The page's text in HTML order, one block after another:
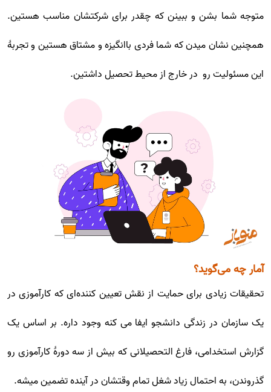
متوجه شما بشن و ببینن که چقدر برای شرکتشان مناسب هستین.
همچنین نشان میدن که شما فردی باانگیزه و مشتاق هستین و تجربۀ
این مسئولیت رو در خارج از محیط تحصیل داشتین.
آمار چه می‌گوید؟
تحقیقات زیادی برای حمایت از نقش تعیین کننده‌ای که کارآموزی در
یک سازمان در زندگی دانشجو ایفا می کنه وجود داره. بر اساس یک
گزارش استخدامی، فارغ التحصیلانی که بیش از سه دورۀ کارآموزی رو
گذروندن، به احتمال زیاد شغل تمام وقتشان در آینده تضمین میشه.